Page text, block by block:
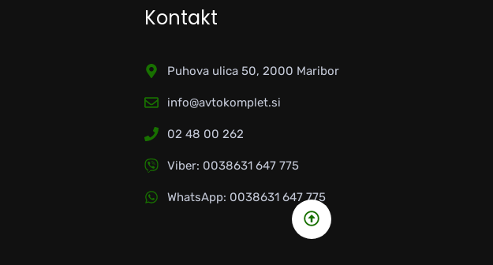
Kontakt
Puhova ulica 50, 2000 Maribor
info@avtokomplet.si
02 48 00 262
Viber: 0038631 647 775
WhatsApp: 0038631 647 775